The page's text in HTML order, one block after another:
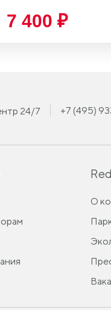
7 400 ₽
24/7 +7 (495)
О